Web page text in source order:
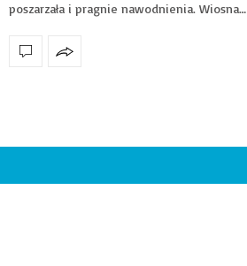
poszarzała i pragnie nawodnienia. Wiosna…